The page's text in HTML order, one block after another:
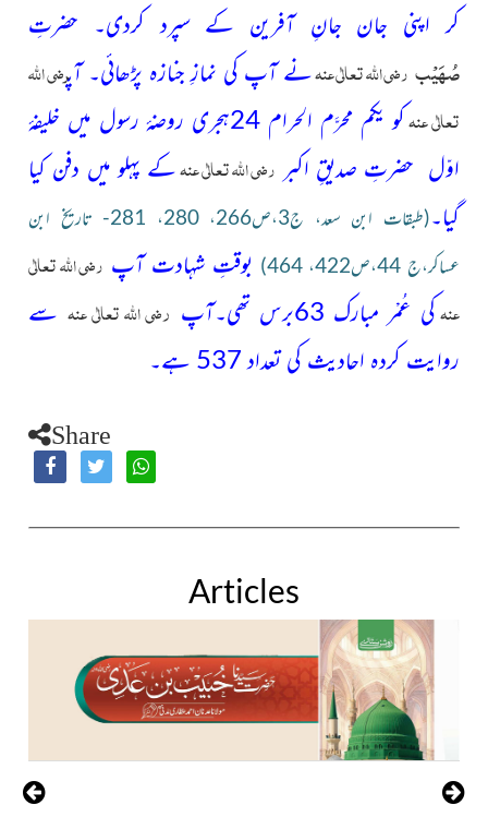
کر اپنی جان جانِ آفرین کے سپرد کردی۔ حضرتِ
صُہَیْب رضی اللہ تعالٰی عنہنے آپ کی نمازِ جنازہ پڑھائی۔ آپرضی اللہ
تعالٰی عنہ
کو یکم محرَّم الحرام 24ہجری روضۂ رسول میں خلیفۂ
اوّل حضرتِ صدیقِ اکبر رضی اللہ تعالٰی عنہکے پہلو میں دفن کیا
گیا۔(طبقات ابن سعد،
ج3،ص266، 280، 281- تاریخ ابن
عساکر،ج 44،ص422، 464)
بوقتِ شہادتآپ رضی اللہ تعالٰی
عنہکی عُمْر مبارک 63برس تھی۔آپ رضی اللہ تعالٰی عنہ سے
روایت کردہ احادیث کی تعداد 537 ہے۔
Share
Articles